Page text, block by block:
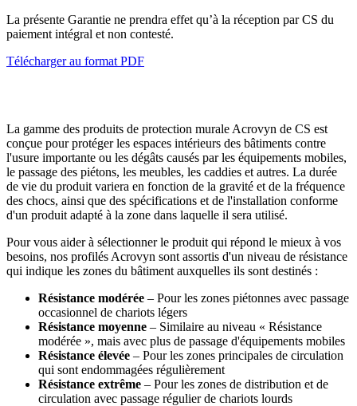
La présente Garantie ne prendra effet qu’à la réception par CS du
paiement intégral et non contesté.
Télécharger au format PDF
La gamme des produits de protection murale Acrovyn de CS est
conçue pour protéger les espaces intérieurs des bâtiments contre
l'usure importante ou les dégâts causés par les équipements mobiles,
le passage des piétons, les meubles, les caddies et autres. La durée
de vie du produit variera en fonction de la gravité et de la fréquence
des chocs, ainsi que des spécifications et de l'installation conforme
d'un produit adapté à la zone dans laquelle il sera utilisé.
Pour vous aider à sélectionner le produit qui répond le mieux à vos
besoins, nos profilés Acrovyn sont assortis d'un niveau de résistance
qui indique les zones du bâtiment auxquelles ils sont destinés :
Résistance modérée – Pour les zones piétonnes avec passage
occasionnel de chariots légers
Résistance moyenne – Similaire au niveau « Résistance
modérée », mais avec plus de passage d'équipements mobiles
Résistance élevée – Pour les zones principales de circulation
qui sont endommagées régulièrement
Résistance extrême – Pour les zones de distribution et de
circulation avec passage régulier de chariots lourds